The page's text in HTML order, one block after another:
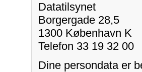
Datatilsynet
Borgergade 28,5
1300 København K
Telefon 33 19 32 00
Dine persondata er